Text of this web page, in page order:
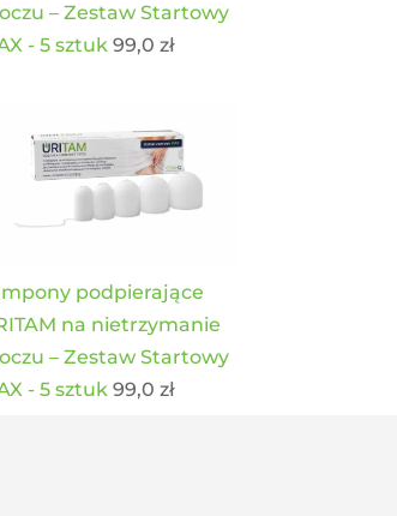
– Zestaw Startowy
- 5 sztuk 99,0 zł
podpierające
na nietrzymanie
– Zestaw Startowy
- 5 sztuk 99,0 zł